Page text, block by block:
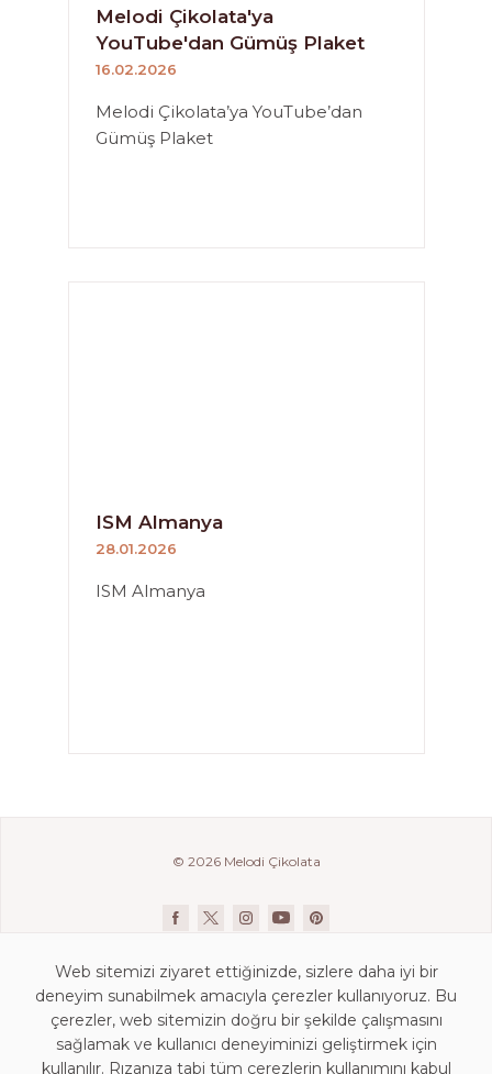
Melodi Çikolata'ya
YouTube'dan Gümüş Plaket
16.02.2026
Melodi Çikolata’ya YouTube’dan
Gümüş Plaket
ISM Almanya
28.01.2026
ISM Almanya
© 2026 Melodi Çikolata
İletişim Bilgileri
Web sitemizi ziyaret ettiğinizde, sizlere daha iyi bir
deneyim sunabilmek amacıyla çerezler kullanıyoruz. Bu
çerezler, web sitemizin doğru bir şekilde çalışmasını
sağlamak ve kullanıcı deneyiminizi geliştirmek için
kullanılır. Rızanıza tabi tüm çerezlerin kullanımını kabul